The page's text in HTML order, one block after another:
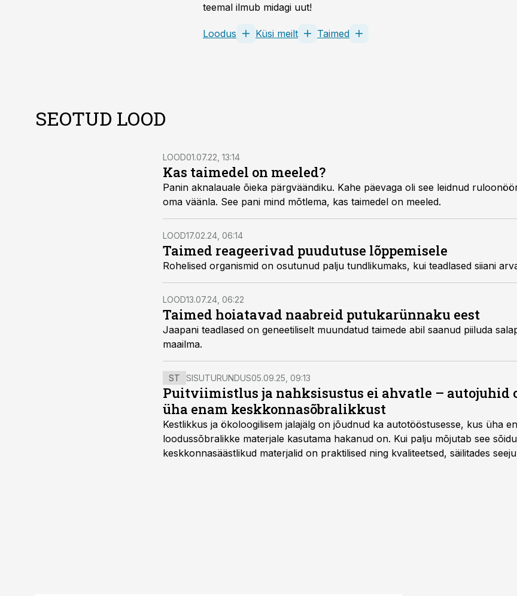
teemal ilmub midagi uut!
Loodus Küsi meilt Taimed
SEOTUD LOOD
LOOD01.07.22, 13:14
Kas taimedel on meeled?
Panin aknalauale õieka pärgväändiku. Kahe päevaga oli see leidnud
oma väänla. See pani mind mõtlema, kas taimedel on meeled.
LOOD17.02.24, 06:14
Taimed reageerivad puudutuse lõppemisele
Rohelised organismid on osutunud palju tundlikumaks, kui teadlased siiani
LOOD13.07.24, 06:22
Taimed hoiatavad naabreid putukarünnaku eest
Jaapani teadlased on geneetiliselt muundatud taimede abil saanud piiluda
maailma.
ST SISUTURUNDUS05.09.25, 09:13
Puitviimistlus ja nahksisustus ei ahvatle – autojuhid
üha enam keskkonnasõbralikkust
Kestlikkus ja ökoloogilisem jalajälg on jõudnud ka autotööstusesse, kus üha
loodussõbralikke materjale kasutama hakanud on. Kui palju mõjutab see
keskkonnasäästlikud materjalid on praktilised ning kvaliteetsed, säilitades